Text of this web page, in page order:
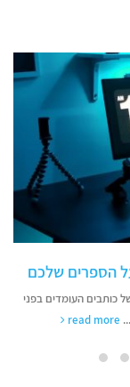
הספרים שלכם
כותבים העומדים בפני
read more